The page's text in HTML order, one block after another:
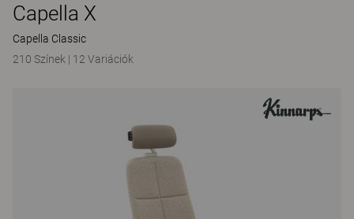
Capella X
Capella Classic
210 Színek | 12 Variációk